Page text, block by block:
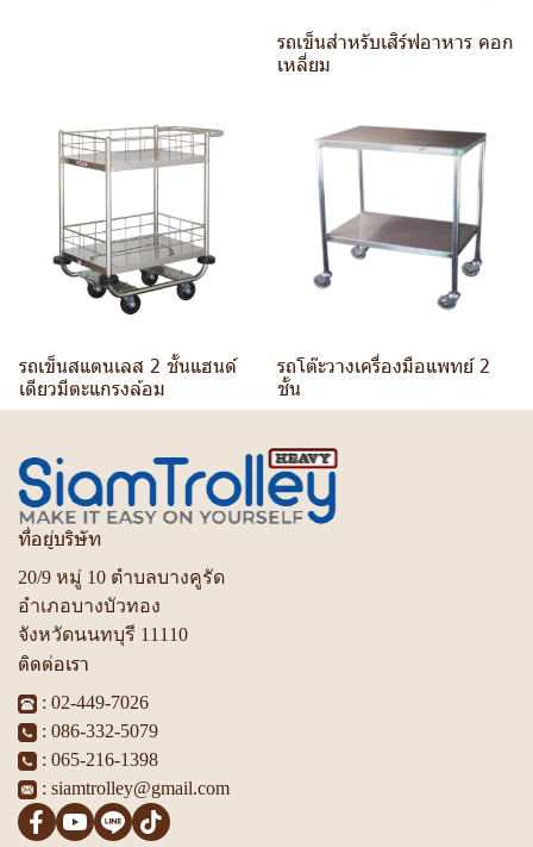
รถเข็นสำหรับเสิร์ฟอาหาร คอก
เหลี่ยม
รถเข็นสแตนเลส 2 ชั้นแฮนด์
เดียวมีตะแกรงล้อม
รถโต๊ะวางเครื่องมือแพทย์ 2
ชั้น
ที่อยู่บริษัท
20/9 หมู่ 10 ตำบลบางคูรัด
อำเภอบางบัวทอง
จังหวัดนนทบุรี 11110
ติดต่อเรา
: 02-449-7026
: 086-332-5079
: 065-216-1398
: siamtrolley@gmail.com